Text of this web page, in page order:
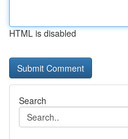
HTML is disabled
Search